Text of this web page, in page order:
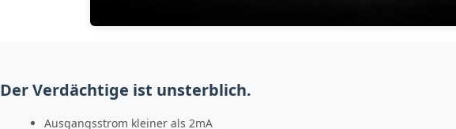
Der Verdächtige ist unsterblich.
Ausgangsstrom kleiner als 2mA